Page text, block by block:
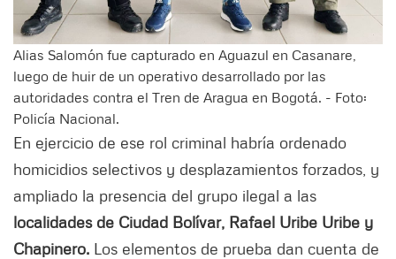
Alias Salomón fue capturado en Aguazul en Casanare,
luego de huir de un operativo desarrollado por las
autoridades contra el Tren de Aragua en Bogotá. - Foto:
Policía Nacional.
En ejercicio de ese rol criminal habría ordenado
homicidios selectivos y desplazamientos forzados, y
ampliado la presencia del grupo ilegal a las
localidades de Ciudad Bolívar, Rafael Uribe Uribe y
Chapinero. Los elementos de prueba dan cuenta de